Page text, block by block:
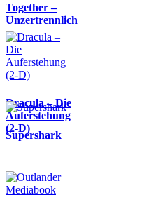
Together –
Unzertrennlich
Dracula – Die
Auferstehung
(2-D)
Supershark